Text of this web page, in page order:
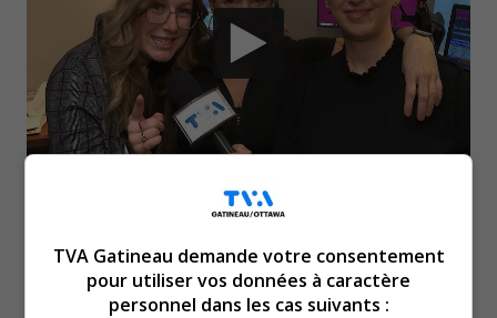
RNC Media est ravie d’annoncer que WOW 97
le 17 janvier à midi.
Dès lundi, Les Lève-Tôt, animée par Marie-Claude Morin,
TVA Gatineau demande votre consentement
pour utiliser vos données à caractère
personnel dans les cas suivants :